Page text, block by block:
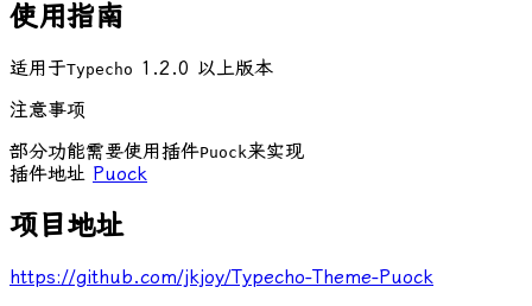
使用指南
适用于Typecho 1.2.0 以上版本
注意事项
部分功能需要使用插件Puock来实现
插件地址 Puock
项目地址
https://github.com/jkjoy/Typecho-Theme-Puock